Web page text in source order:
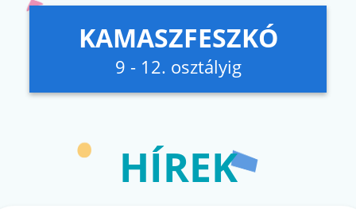
KAMASZFESZKÓ
9 - 12. osztályig
HÍREK